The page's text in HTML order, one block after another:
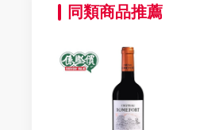
同類商品推薦